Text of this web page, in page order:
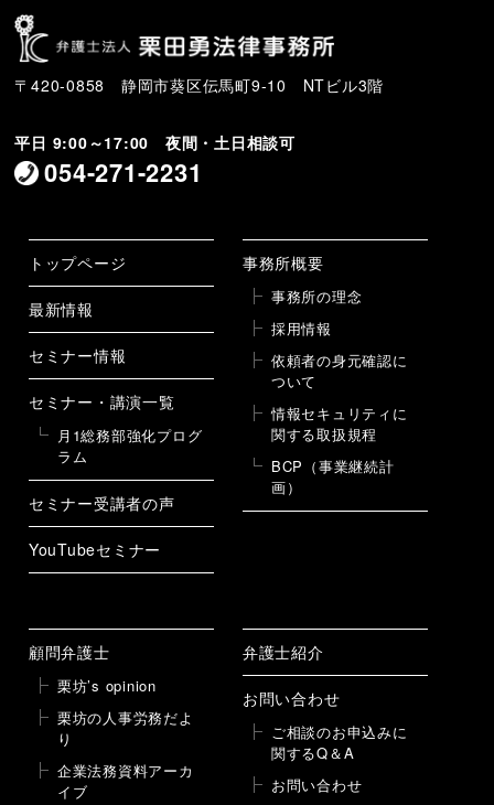
〒420-0858 静岡市葵区伝馬町9-10 NTビル3階
平日 9:00～17:00 夜間・土日相談可
054-271-2231
トップページ
最新情報
セミナー情報
セミナー・講演一覧
月1総務部強化プログ
ラム
セミナー受講者の声
YouTubeセミナー
事務所概要
事務所の理念
採用情報
依頼者の身元確認に
ついて
情報セキュリティに
関する取扱規程
BCP（事業継続計
画）
顧問弁護士
栗坊’s opinion
栗坊の人事労務だよ
り
企業法務資料アーカ
イブ
弁護士紹介
お問い合わせ
ご相談のお申込みに
関するQ＆A
お問い合わせ